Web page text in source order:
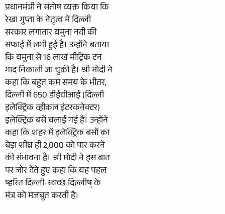
प्रधानमंत्री ने संतोष व्यक्त किया कि
रेखा गुप्ता के नेतृत्व में दिल्ली
सरकार लगातार यमुना नदी की
सफाई में लगी हुई है। उन्होंने बताया
कि यमुना से 16 लाख मीट्रिक टन
गाद निकाली जा चुकी है। श्री मोदी ने
कहा कि बहुत कम समय के भीतर,
दिल्ली में 650 डीईवीआई (दिल्ली
इलेक्ट्रिक व्हीकल इंटरकनेक्टर)
इलेक्ट्रिक बसें चलाई गई हैं। उन्होंने
कहा कि शहर में इलेक्ट्रिक बसों का
बेड़ा शीघ्र ही 2,000 को पार करने
की संभावना है। श्री मोदी ने इस बात
पर जोर देते हुए कहा कि यह पहल
ष्हरित दिल्ली-स्वच्छ दिल्लीष् के
मंत्र को मजबूत करती है।